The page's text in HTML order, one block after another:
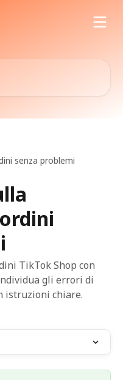
senza problemi
TikTok Shop con
gli errori di
istruzioni chiare.